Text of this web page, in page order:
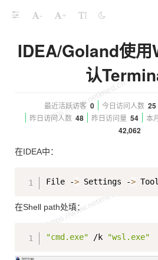
- +
IDEA/Goland使用
认
最近活跃访客 0 今日访问人数 25
昨日访问人数 48 昨日访问量 54 本
42,062
在IDEA中：
File -> Settings ->
在Shell path处填：
"cmd.exe" /k "wsl.exe"